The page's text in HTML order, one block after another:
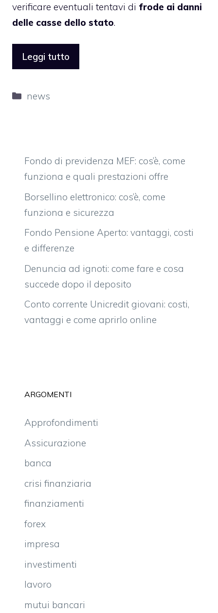
verificare eventuali tentavi di frode ai danni
delle casse dello stato.
Leggi tutto
Categorie
news
Fondo di previdenza MEF: cos’è, come
funziona e quali prestazioni offre
Borsellino elettronico: cos’è, come
funziona e sicurezza
Fondo Pensione Aperto: vantaggi, costi
e differenze
Denuncia ad ignoti: come fare e cosa
succede dopo il deposito
Conto corrente Unicredit giovani: costi,
vantaggi e come aprirlo online
ARGOMENTI
Approfondimenti
Assicurazione
banca
crisi finanziaria
finanziamenti
forex
impresa
investimenti
lavoro
mutui bancari